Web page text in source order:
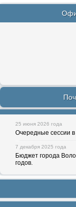
25 июня 2026 года
Очередные сессии в
7 декабря 2025 года
Бюджет города
годов.